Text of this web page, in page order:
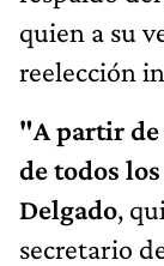
quien a su
reelección
"A partir de
de todos
Delgado,
secretario